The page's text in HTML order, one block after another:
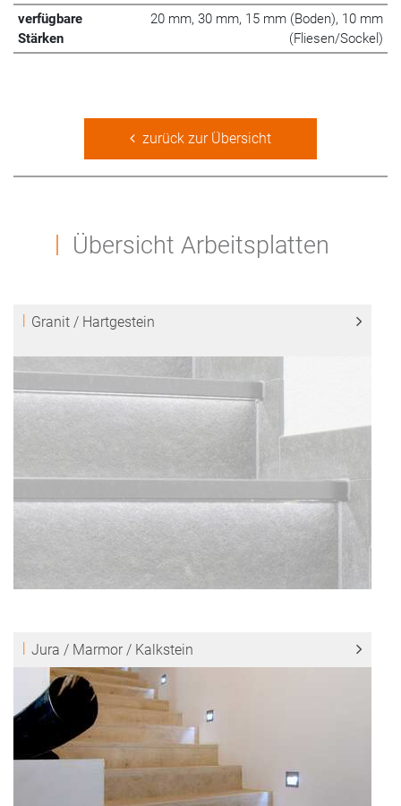
verfügbare
Stärken
20 mm, 30 mm, 15 mm (Boden), 10 mm
(Fliesen/Sockel)
zurück zur Übersicht
Übersicht Arbeitsplatten
Granit / Hartgestein
Jura / Marmor / Kalkstein